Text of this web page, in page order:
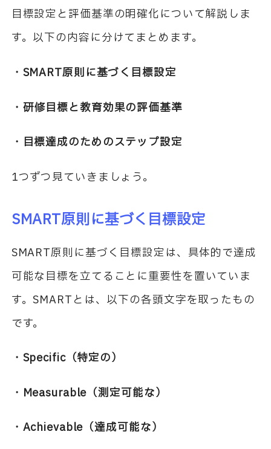
目標設定と評価基準の明確化について解説しま
す。以下の内容に分けてまとめます。
・SMART原則に基づく目標設定
・研修目標と教育効果の評価基準
・目標達成のためのステップ設定
1つずつ見ていきましょう。
SMART原則に基づく目標設定
SMART原則に基づく目標設定は、具体的で達成
可能な目標を立てることに重要性を置いていま
す。SMARTとは、以下の各頭文字を取ったもの
です。
・Specific（特定の）
・Measurable（測定可能な）
・Achievable（達成可能な）